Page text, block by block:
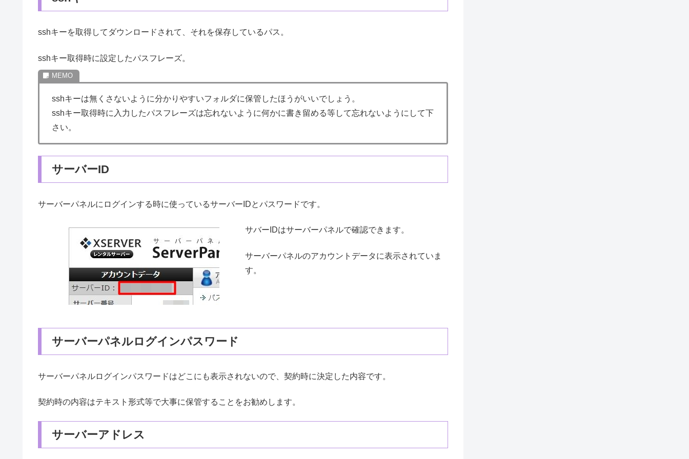
sshキーを取得してダウンロードされて、それを保存しているパス。
sshキー取得時に設定したパスフレーズ。
sshキーは無くさないように分かりやすいフォルダに保管したほうがいいでしょう。
sshキー取得時に入力したパスフレーズは忘れないように何かに書き留める等して忘れないようにして下
さい。
サーバーID
サーバーパネルにログインする時に使っているサーバーIDとパスワードです。
サバーIDはサーバーパネルで確認できます。
サーバーパネルのアカウントデータに表示されていま
す。
サーバーパネルログインパスワード
サーバーパネルログインパスワードはどこにも表示されないので、契約時に決定した内容です。
契約時の内容はテキスト形式等で大事に保管することをお勧めします。
サーバーアドレス